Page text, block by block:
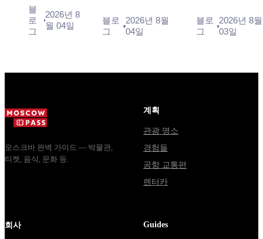
бесплатно
дни и
площадки со
целый день,
за ко...
블
로
그
2026년 8
월 04일
часы, метро. Где
вход свободный,
블로
그
2026년 8월
04일
пересадки
«Тройкой»,
указатели по
블로
그
2026년 8월
03일
모스크바 완벽 가이드 — 박물관,
티켓, 음식, 문화 등.
계획
관광 명소
경험들
공항 교통편
렌터카
회사 Guides